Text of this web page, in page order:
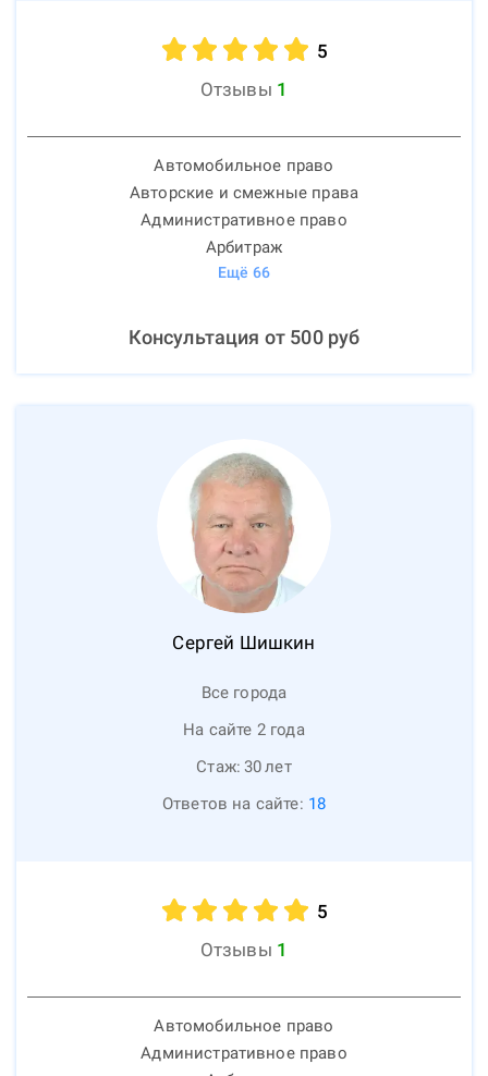
5
Отзывы 1
Автомобильное право
Авторские и смежные права
Административное право
Арбитраж
Ещё 66
Консультация от 500руб
Сергей Шишкин
Все города
На сайте 2 года
Стаж: 30лет
Ответов на сайте: 18
5
Отзывы 1
Автомобильное право
Административное право